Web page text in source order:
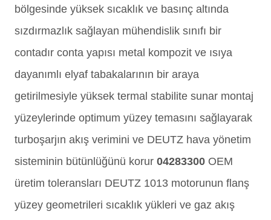
bölgesinde yüksek sıcaklık ve basınç altında
sızdırmazlık sağlayan mühendislik sınıfı bir
contadır conta yapısı metal kompozit ve ısıya
dayanımlı elyaf tabakalarının bir araya
getirilmesiyle yüksek termal stabilite sunar montaj
yüzeylerinde optimum yüzey temasını sağlayarak
turboşarjın akış verimini ve DEUTZ hava yönetim
sisteminin bütünlüğünü korur 04283300 OEM
üretim toleransları DEUTZ 1013 motorunun flanş
yüzey geometrileri sıcaklık yükleri ve gaz akış